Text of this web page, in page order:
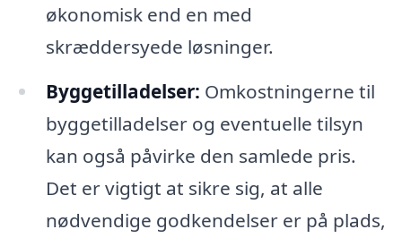
økonomisk end en med
skræddersyede løsninger.
Byggetilladelser: Omkostningerne til
byggetilladelser og eventuelle tilsyn
kan også påvirke den samlede pris.
Det er vigtigt at sikre sig, at alle
nødvendige godkendelser er på plads,